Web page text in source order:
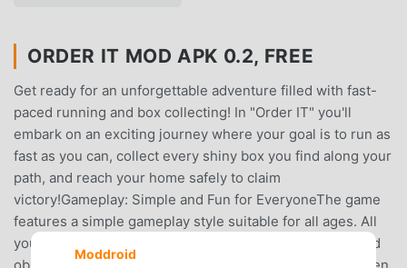
ORDER IT MOD APK 0.2, FREE
Get ready for an unforgettable adventure filled with fast-
paced running and box collecting! In "Order IT" you'll
embark on an exciting journey where your goal is to run as
fast as you can, collect every shiny box you find along your
path, and reach your home safely to claim
victory!Gameplay: Simple and Fun for EveryoneThe game
features a simple gameplay style suitable for all ages. All
you have to do is control your amazing character to avoid
Moddroid